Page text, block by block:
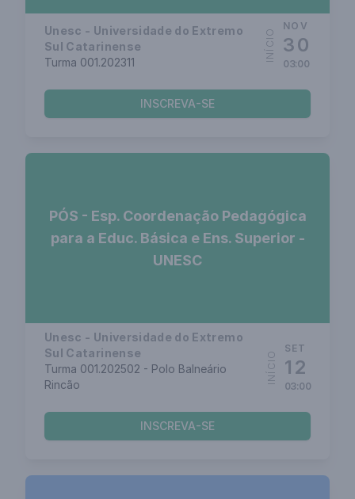
Unesc - Universidade do Extremo
Sul Catarinense
Turma 001.202311
INÍCIO
NOV
30
03:00
INSCREVA-SE
PÓS - Esp. Coordenação Pedagógica
para a Educ. Básica e Ens. Superior -
UNESC
Unesc - Universidade do Extremo
Sul Catarinense
Turma 001.202502 - Polo Balneário
Rincão
INÍCIO
SET
12
03:00
INSCREVA-SE